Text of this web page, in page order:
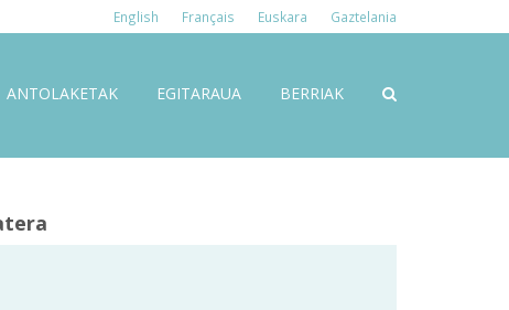
English Français Euskara Gaztelania
ANTOLAKETAK EGITARAUA BERRIAK